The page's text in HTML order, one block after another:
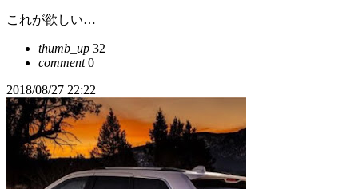
これが欲しい…
thumb_up 32
comment0
2018/08/27 22:22